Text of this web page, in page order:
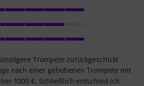
Trompete zurückgeschickt
nach einer gehobenen Trompete mit
1000 €. Schließlich entschied ich